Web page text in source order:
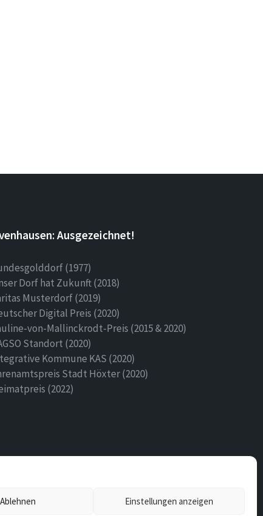
Ablehnen Einstellungen anzeigen
Ausgezeichnet!
(1977)
Dorf hat Zukunft (2018)
Musterdorf (2019)
Digital Preis (2020)
von-Mallinckrodt-Preis (2015 & 2020)
Standort (2020)
Kommune KAS (2020)
Stadt Höxter (2020)
(2022)